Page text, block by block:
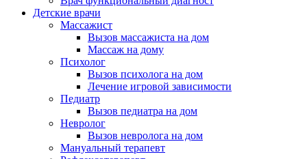
Детские врачи
Массажист
Вызов массажиста на дом
Массаж на дому
Психолог
Вызов психолога на дом
Лечение игровой зависимости
Педиатр
Вызов педиатра на дом
Невролог
Вызов невролога на дом
Мануальный терапевт